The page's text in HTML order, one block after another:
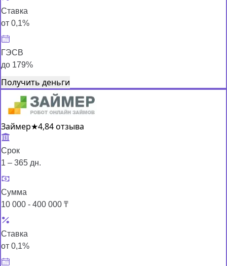
Ставка
от 0,1%
ГЭСВ
до 179%
Получить деньги
Займер★4,84 отзыва
Срок
1 – 365 дн.
Сумма
10 000 - 400 000 ₸
Ставка
от 0,1%